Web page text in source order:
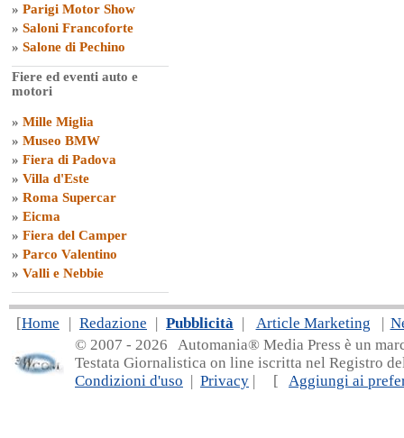
» Parigi Motor Show
» Saloni Francoforte
» Salone di Pechino
Fiere ed eventi auto e
motori
» Mille Miglia
» Museo BMW
» Fiera di Padova
» Villa d'Este
» Roma Supercar
» Eicma
» Fiera del Camper
» Parco Valentino
» Valli e Nebbie
[Home | Redazione | Pubblicità | Article Marketing |
© 2007 - 2026 Automania® Media Press è un
Testata Giornalistica on line iscritta nel Registro
Condizioni d'uso | Privacy | [ Aggiungi ai